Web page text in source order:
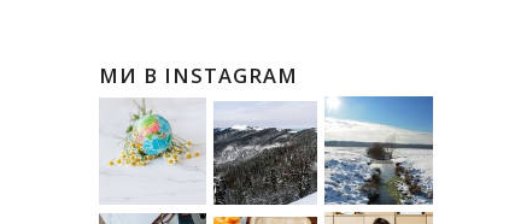
МИ В INSTAGRAM